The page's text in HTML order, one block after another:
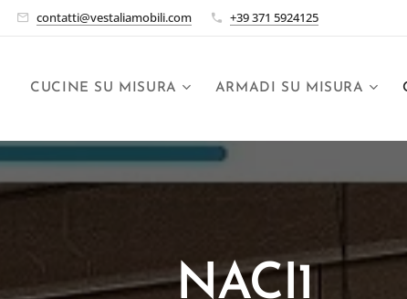
contatti@vestaliamobili.com +39 371 5924125
CUCINE SU MISURA ARMADI SU MISURA
NACI1